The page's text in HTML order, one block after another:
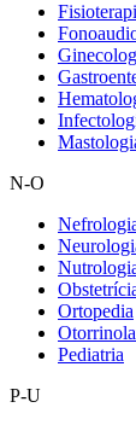
N-O
Ortopedia
Pediatria
P-U